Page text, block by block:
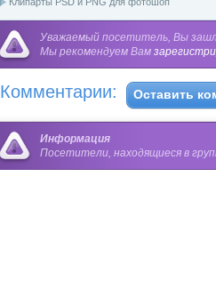
Уважаемый посетитель, Вы
Мы рекомендуем Вам
Комментарии: Оставить
Информация
Посетители, находящиеся в